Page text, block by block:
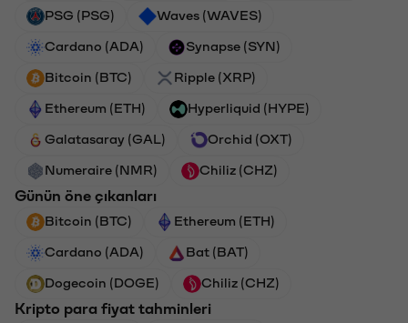
PSG (PSG) Waves (WAVES)
Cardano (ADA) Synapse (SYN)
Bitcoin (BTC) Ripple (XRP)
Ethereum (ETH) Hyperliquid (HYPE)
Galatasaray (GAL) Orchid (OXT)
Numeraire (NMR) Chiliz (CHZ)
Günün öne çıkanları
Bitcoin (BTC) Ethereum (ETH)
Cardano (ADA) Bat (BAT)
Dogecoin (DOGE) Chiliz (CHZ)
Kripto para fiyat tahminleri